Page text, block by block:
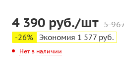
4 390 руб./шт 5
-26% Экономия 1 577 руб.
Нет в наличии